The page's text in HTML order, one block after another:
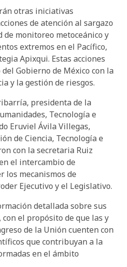
otras iniciativas
de atención al sargazo
de monitoreo metoceánico y
extremos en el Pacífico,
Apixqui. Estas acciones
Gobierno de México con la
y la gestión de riesgos.
presidenta de la
Tecnología e
Eruviel Ávila Villegas,
de Ciencia, Tecnología e
con la secretaria Ruiz
el intercambio de
los mecanismos de
Ejecutivo y el Legislativo.
detallada sobre sus
el propósito de que las y
de la Unión cuenten con
que contribuyan a la
en el ámbito